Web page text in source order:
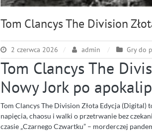
Tom Clancys The Division
2 czerwca 2026 admin Gry do
Tom Clancys The
Nowy Jork po
Tom Clancys The Division Złota Edycja (Digital)
napięcia, chaosu i walki o przetrwanie bez
czasie „Czarnego Czwartku” – morderczej